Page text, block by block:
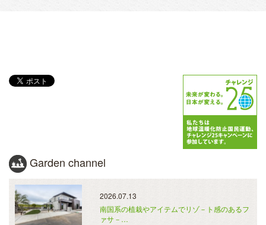
Garden channel
2026.07.13
南国系の植栽やアイテムでリゾ－ト感のあるフ
ァサ－…